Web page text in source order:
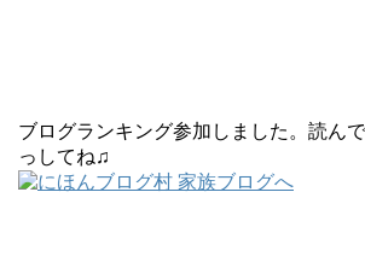
ブログランキング参加しました。読ん
っしてね♫